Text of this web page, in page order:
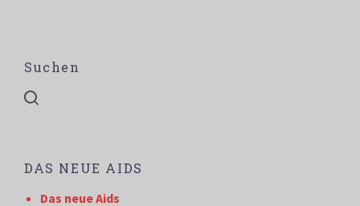
Suchen
DAS NEUE AIDS
Das neue Aids